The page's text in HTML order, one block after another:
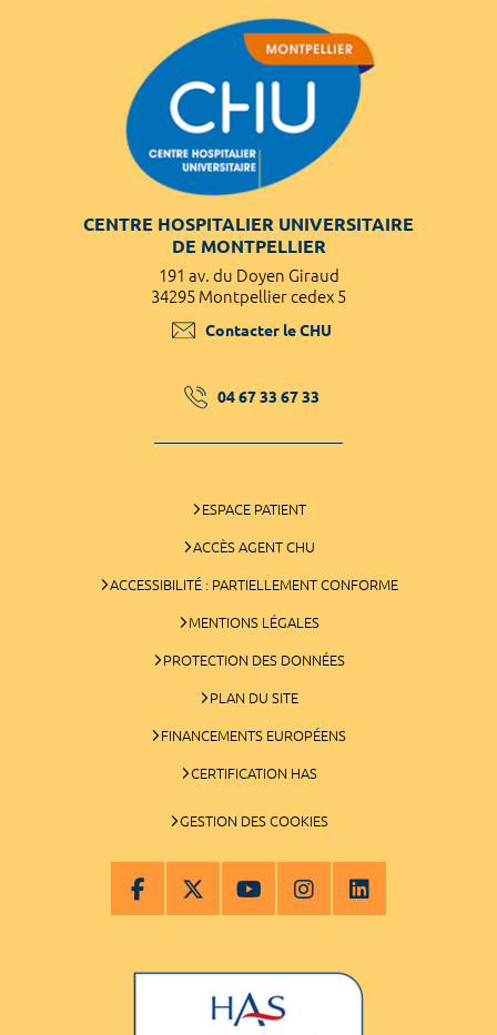
CENTRE HOSPITALIER UNIVERSITAIRE
DE MONTPELLIER
191 av. du Doyen Giraud
34295 Montpellier cedex 5
Contacter le CHU
04 67 33 67 33
ESPACE PATIENT
ACCÈS AGENT CHU
ACCESSIBILITÉ : PARTIELLEMENT CONFORME
MENTIONS LÉGALES
PROTECTION DES DONNÉES
PLAN DU SITE
FINANCEMENTS EUROPÉENS
CERTIFICATION HAS
GESTION DES COOKIES